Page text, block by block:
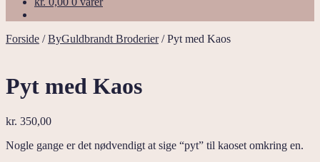
Forside /ByGuldbrandt Broderier/Pyt med Kaos
Pyt med Kaos
kr. 350,00
Nogle gange er det nødvendigt at sige “pyt” til kaoset omkring en.